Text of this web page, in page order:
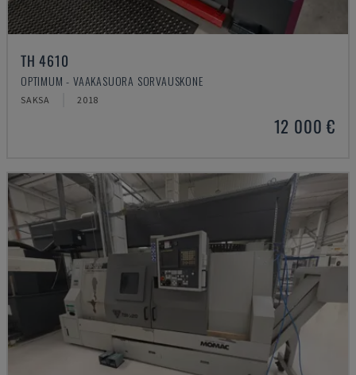
TH 4610
OPTIMUM - VAAKASUORA SORVAUSKONE
SAKSA 2018
12 000 €